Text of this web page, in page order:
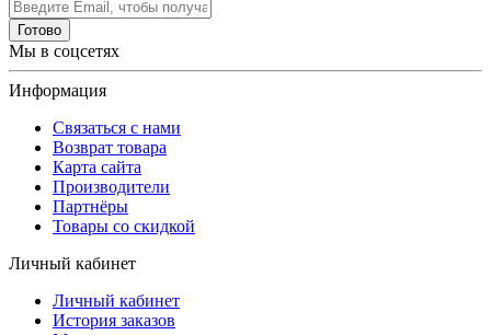
Готово
Мы в соцсетях
Информация
Связаться с нами
Возврат товара
Карта сайта
Производители
Партнёры
Товары со скидкой
Личный кабинет
Личный кабинет
История заказов